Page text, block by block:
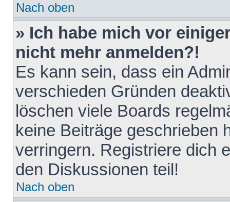
Nach oben
» Ich habe mich vor
nicht mehr anmelden?!
Es kann sein, dass ein
verschieden Gründen
löschen viele Boards
keine Beiträge geschrieben
verringern. Registriere dich
den Diskussionen teil!
Nach oben